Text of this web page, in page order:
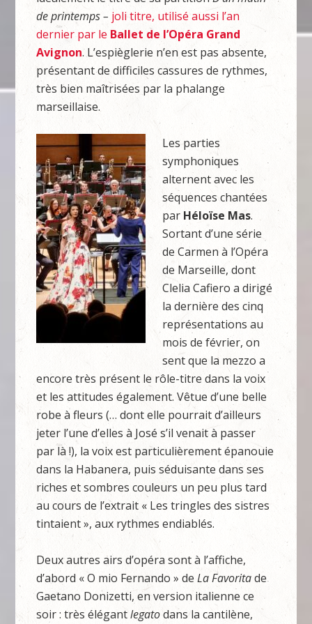
de printemps – joli titre, utilisé aussi l’an
dernier par le Ballet de l’Opéra Grand
Avignon. L’espièglerie n’en est pas absente,
présentant de difficiles cassures de rythmes,
très bien maîtrisées par la phalange
marseillaise.
Les parties
symphoniques
alternent avec les
séquences chantées
par Héloïse Mas.
Sortant d’une série
de Carmen à l’Opéra
de Marseille, dont
Clelia Cafiero a dirigé
la dernière des cinq
représentations au
mois de février, on
sent que la mezzo a
encore très présent le rôle-titre dans la voix
et les attitudes également. Vêtue d’une belle
robe à fleurs (… dont elle pourrait d’ailleurs
jeter l’une d’elles à José s’il venait à passer
par là !), la voix est particulièrement épanouie
dans la Habanera, puis séduisante dans ses
riches et sombres couleurs un peu plus tard
au cours de l’extrait « Les tringles des sistres
tintaient », aux rythmes endiablés.
Deux autres airs d’opéra sont à l’affiche,
d’abord « O mio Fernando » deLa Favoritade
Gaetano Donizetti, en version italienne ce
soir : très élégantlegatodans la cantilène,